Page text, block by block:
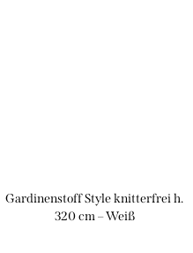
Gardinenstoff Style knitterfrei h.
320 cm – Weiß